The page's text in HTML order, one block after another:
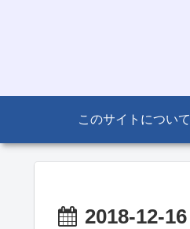
このサイトについて
2018-12-16